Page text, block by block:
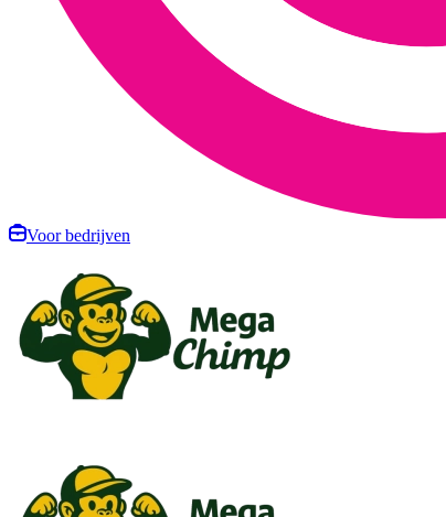
Voor bedrijven